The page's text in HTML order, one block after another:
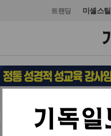
트랜딩 미셸스틸